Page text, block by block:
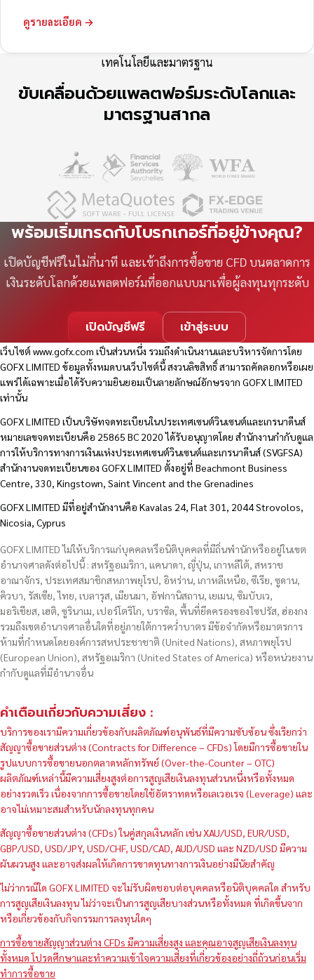
ดูรายละเอียด →
เทคโนโลยีและมาตรฐาน
ขับเคลื่อนด้วยแพลตฟอร์มระดับโลกและ
มาตรฐานสากล
พร้อมเริ่มเทรดกับโบรกเกอร์ที่อยู่ข้างคุณ?
เปิดบัญชีฟรีในไม่กี่นาที และเข้าถึงการซื้อขาย CFD บนตลาดการ
เงินระดับโลกด้วยแพลตฟอร์มที่ออกแบบมาเพื่อผู้ลงทุนทุกระดับ
เปิดบัญชีฟรี เข้าสู่ระบบ
เว็บไซต์www.gofx.com เป็นส่วนหนึ่ง รวมถึงดำเนินงานและบริหารจัดการโดย
GOFX LIMITED ข้อมูลทั้งหมดบนเว็บไซต์นี้ สงวนลิขสิทธิ์ สามารถคัดลอกหรือเผย
แพร่ได้เฉพาะเมื่อได้รับความยินยอมเป็นลายลักษณ์อักษรจาก GOFX LIMITED
เท่านั้น
GOFX LIMITED เป็นบริษัทจดทะเบียนในประเทศเซนต์วินเซนต์และเกรนาดีนส์
หมายเลขจดทะเบียนคือ 25865 BC 2020 ได้รับอนุญาตโดย สำนักงานกำกับดูแล
การให้บริการทางการเงินแห่งประเทศเซนต์วินเซนต์และเกรนาดีนส์ (SVGFSA)
สำนักงานจดทะเบียนของ GOFX LIMITED ตั้งอยู่ที่ Beachmont Business
Centre, 330, Kingstown, Saint Vincent and the Grenadines
GOFX LIMITED มีที่อยู่สำนักงานคือ Kavalas 24, Flat 301, 2044 Strovolos,
Nicosia, Cyprus
GOFX LIMITED ไม่ให้บริการแก่บุคคลหรือนิติบุคคลที่มีถิ่นพำนักหรืออยู่ในเขต
อำนาจศาลดังต่อไปนี้ : สหรัฐอเมริกา, แคนาดา, ญี่ปุ่น, เกาหลีใต้, สหราช
อาณาจักร, ประเทศสมาชิกสหภาพยุโรป, อิหร่าน, เกาหลีเหนือ, ซีเรีย, ซูดาน,
คิวบา, รัสเซีย, ไทย, เบลารุส, เมียนมา, อัฟกานิสถาน, เยเมน, ซิมบับเว,
มอริเชียส, เฮติ, ซูรินาเม, เปอร์โตริโก, บราซิล, พื้นที่ยึดครองของไซปรัส, ฮ่องกง
รวมถึงเขตอำนาจศาลอื่นใดที่อยู่ภายใต้การคว่ำบาตร มีข้อจำกัดหรือมาตรการ
ห้ามที่กำหนดโดยองค์การสหประชาชาติ (United Nations), สหภาพยุโรป
(European Union), สหรัฐอเมริกา (United States of America) หรือหน่วยงาน
กำกับดูแลที่มีอำนาจอื่น
คำเตือนเกี่ยวกับความเสี่ยง :
บริการของเรามีความเกี่ยวข้องกับผลิตภัณฑ์อนุพันธ์ที่มีความซับซ้อน ซึ่งเรียกว่า
สัญญาซื้อขายส่วนต่าง (Contracts for Difference – CFDs) โดยมีการซื้อขายใน
รูปแบบการซื้อขายนอกตลาดหลักทรัพย์ (Over-the-Counter – OTC)
ผลิตภัณฑ์เหล่านี้มีความเสี่ยงสูงต่อการสูญเสียเงินลงทุนส่วนหนึ่งหรือทั้งหมด
อย่างรวดเร็ว เนื่องจากการซื้อขายโดยใช้อัตราทดหรือเลเวอเรจ (Leverage) และ
อาจไม่เหมาะสมสำหรับนักลงทุนทุกคน
สัญญาซื้อขายส่วนต่าง (CFDs) ในคู่สกุลเงินหลัก เช่น XAU/USD, EUR/USD,
GBP/USD, USD/JPY, USD/CHF, USD/CAD, AUD/USD และ NZD/USD มีความ
ผันผวนสูง และอาจส่งผลให้เกิดการขาดทุนทางการเงินอย่างมีนัยสำคัญ
ไม่ว่ากรณีใด GOFX LIMITED จะไม่รับผิดชอบต่อบุคคลหรือนิติบุคคลใด สำหรับ
การสูญเสียเงินลงทุน ไม่ว่าจะเป็นการสูญเสียบางส่วนหรือทั้งหมด ที่เกิดขึ้นจาก
หรือเกี่ยวข้องกับกิจกรรมการลงทุนใดๆ
การซื้อขายสัญญาส่วนต่าง CFDs มีความเสี่ยงสูง และคุณอาจสูญเสียเงินลงทุน
ทั้งหมด โปรดศึกษาและทำความเข้าใจความเสี่ยงที่เกี่ยวข้องอย่างถี่ถ้วนก่อนเริ่ม
ทำการซื้อขาย